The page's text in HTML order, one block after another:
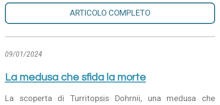
ARTICOLO COMPLETO
09/01/2024
La medusa che sfida la morte
La scoperta di Turritopsis Dohrnii, una medusa che